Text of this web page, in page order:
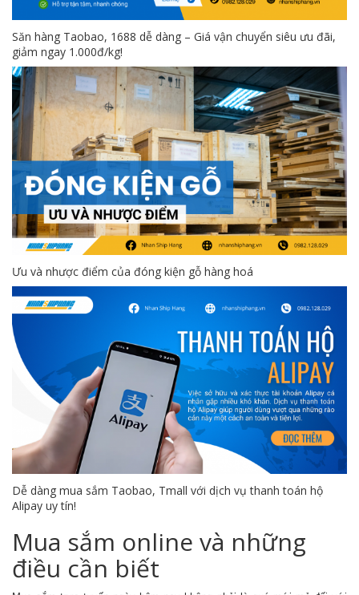
Săn hàng Taobao, 1688 dễ dàng – Giá vận chuyển siêu ưu đãi,
giảm ngay 1.000đ/kg!
Ưu và nhược điểm của đóng kiện gỗ hàng hoá
Dễ dàng mua sắm Taobao, Tmall với dịch vụ thanh toán hộ
Alipay uy tín!
Mua sắm online và những
điều cần biết